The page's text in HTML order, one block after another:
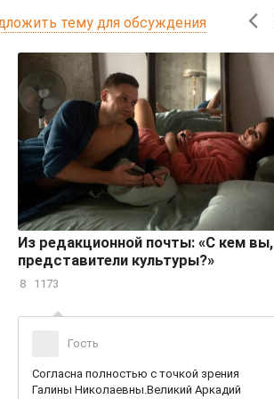
тему для обсуждения
Из редакционной почты: «С кем вы,
представители культуры?»
8 1173
Гость
Согласна полностью с точкой зрения
Галины Николаевны.Великий Аркадий